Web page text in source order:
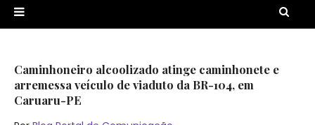
Caminhoneiro alcoolizado atinge caminhonete e
arremessa veículo de viaduto da BR-104, em
Caruaru-PE